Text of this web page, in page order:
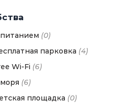
(0)
парковка (4)
Wi-Fi (6)
(6)
площадка (0)